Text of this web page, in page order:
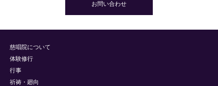
お問い合わせ
慈唱院について
体験修行
行事
祈祷・廻向